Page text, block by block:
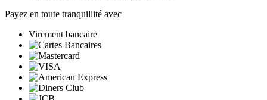
Payez en toute tranquillité avec
Virement bancaire